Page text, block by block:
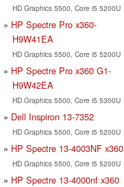
HD Graphics 5500, Core i5 5200U
HP Spectre Pro x360-
H9W41EA
HD Graphics 5500, Core i5 5200U
HP Spectre Pro x360 G1-
H9W42EA
HD Graphics 5500, Core i5 5300U
Dell Inspiron 13-7352
HD Graphics 5500, Core i5 5200U
HP Spectre 13-4003NF x360
HD Graphics 5500, Core i5 5200U
HP Spectre 13-4000nf x360